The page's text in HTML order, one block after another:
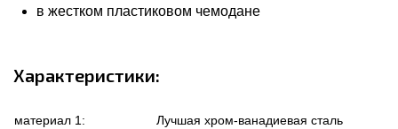
в жестком пластиковом чемодане
Характеристики:
материал 1:
Лучшая хром-ванадиевая сталь